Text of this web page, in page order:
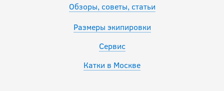
Обзоры, советы, статьи
Размеры экипировки
Сервис
Катки в Москве